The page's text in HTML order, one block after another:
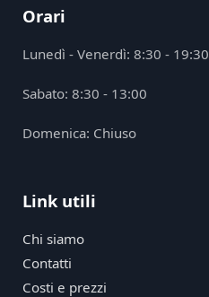
Orari
Lunedì - Venerdì: 8:30 - 19:30
Sabato: 8:30 - 13:00
Domenica: Chiuso
Link utili
Chi siamo
Contatti
Costi e prezzi